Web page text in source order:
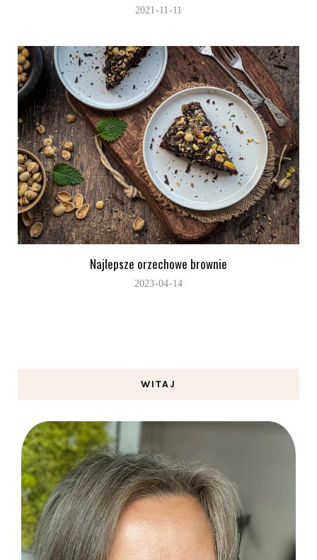
2021-11-11
Najlepsze orzechowe brownie
2023-04-14
WITAJ